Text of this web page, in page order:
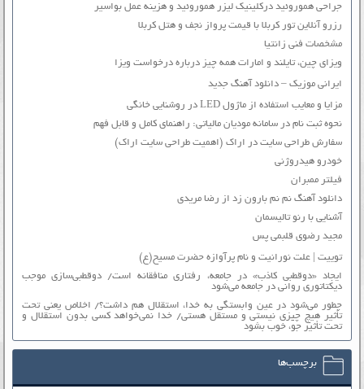
جراحی هموروئید درکلینیک لیزر هموروئید و هزینه عمل بواسیر
رزرو آنلاین تور کربلا با قیمت پرواز نجف و هتل کربلا
مشخصات فنی زانتیا
ویزای چین، تایلند و امارات همه چیز درباره درخواست ویزا
ایرانی موزیک – دانلود آهنگ جدید
مزایا و معایب استفاده از ماژول LED در روشنایی خانگی
نحوه ثبت نام در سامانه مودیان مالیاتی: راهنمای کامل و قابل فهم
سفارش طراحی سایت در اراک (اهمیت طراحی سایت اراک)
خودرو هیدروژنی
فیلتر ممبران
دانلود آهنگ نم نم بارون زد از رضا مریدی
آشنایی با رنو تالیسمان
مجید رضوی قلبمی پس
توییت | علت نورانیت و نام پرآوازه حضرت مسیح(ع)
ایجاد «دوقطبی کاذب» در جامعه، رفتاری منافقانه است/ دوقطبی‌سازی موجب
دیکتاتوری روانی در جامعه می‌شود
چطور می‌شود در عین وابستگی به خدا، استقلال هم داشت؟/ اخلاص یعنی تحت
تأثیر هیچ چیزی نیستی و مستقل هستی/ خدا نمی‌خواهد کسی بدون استقلال و
تحت تأثیر جوّ، خوب بشود
برچسب‌ها